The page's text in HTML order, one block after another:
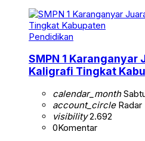
Pendidikan
SMPN 1 Karanganyar
Kaligrafi Tingkat
calendar_month
account_circleRadar
visibility2.692
0Komentar